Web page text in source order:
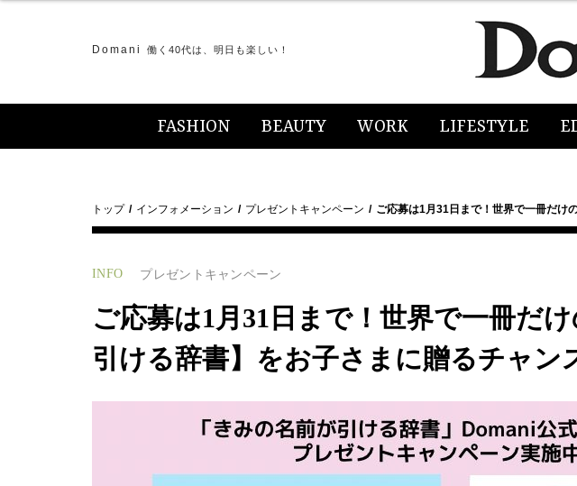
Domani 働く40代は、明日も楽しい！
FASHION BEAUTY WORK LIFESTYLE
トップ インフォメーション プレゼントキャンペーン ご応募は1月31日まで！世界で一冊だけ
INFO プレゼントキャンペーン
ご応募は1月31日まで！世界で一冊だ
引ける辞書】をお子さまに贈るチャン